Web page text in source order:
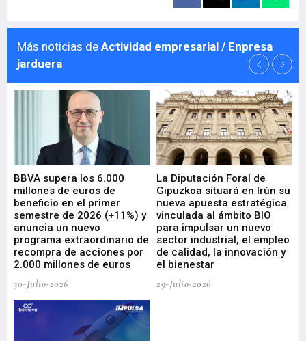
Más noticias de Actividad empresarial / Enpresa
jarduera
BBVA supera los 6.000
millones de euros de
beneficio en el primer
semestre de 2026 (+11%) y
anuncia un nuevo
programa extraordinario de
recompra de acciones por
2.000 millones de euros
30-Julio-2026
La Diputación Foral de
Gipuzkoa situará en Irún su
nueva apuesta estratégica
vinculada al ámbito BIO
para impulsar un nuevo
sector industrial, el empleo
de calidad, la innovación y
el bienestar
29-Julio-2026